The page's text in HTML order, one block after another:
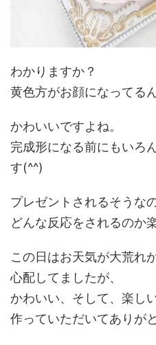
わかりますか？
黄色方がお顔になってる
かわいいですよね。
完成形になる前にもいろ
す(^^)
プレゼントされるそうなの
どんな反応をされるのか
この日はお天気が大荒れ
心配してましたが、
かわいい、そして、楽し
作っていただいてありが